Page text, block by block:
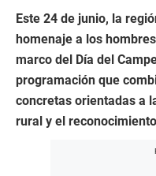
Este 24 de junio, la
homenaje a los
marco del Día del
programación que
concretas orientadas a
rural y el